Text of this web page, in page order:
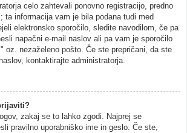
celo zahtevali ponovno registracijo, predno
ta informacija vam je bila podana tudi med
elektronsko sporočilo, sledite navodilom, če pa
napačni e-mail naslov ali pa vam je sporočilo
oz. nezaželeno pošto. Če ste prepričani, da ste
kontaktirajte administratorja.
zakaj se to lahko zgodi. Najprej se
pravilno uporabniško ime in geslo. Če ste,